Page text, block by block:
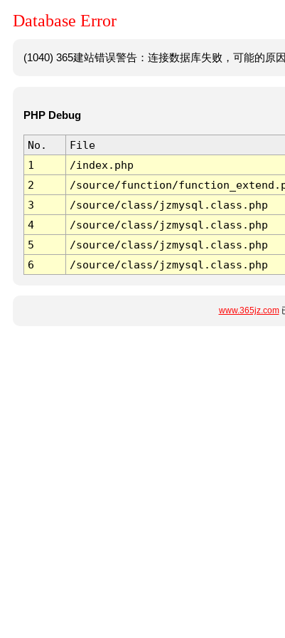
Database Error
(1040) 365建站错误警告：连接数据库失败，可能的原
PHP Debug
No. File
1
/index.php
2
/source/function/
3
/source/class/jzmysql.class.php
4
/source/class/jzmysql.class.php
5
/source/class/jzmysql.class.php
6
/source/class/jzmysql.class.php
www.365jz.com